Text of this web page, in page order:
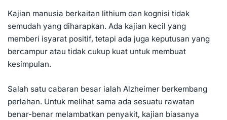
Kajian manusia berkaitan lithium dan kognisi tidak
semudah yang diharapkan. Ada kajian kecil yang
memberi isyarat positif, tetapi ada juga keputusan yang
bercampur atau tidak cukup kuat untuk membuat
kesimpulan.
Salah satu cabaran besar ialah Alzheimer berkembang
perlahan. Untuk melihat sama ada sesuatu rawatan
benar-benar melambatkan penyakit, kajian biasanya